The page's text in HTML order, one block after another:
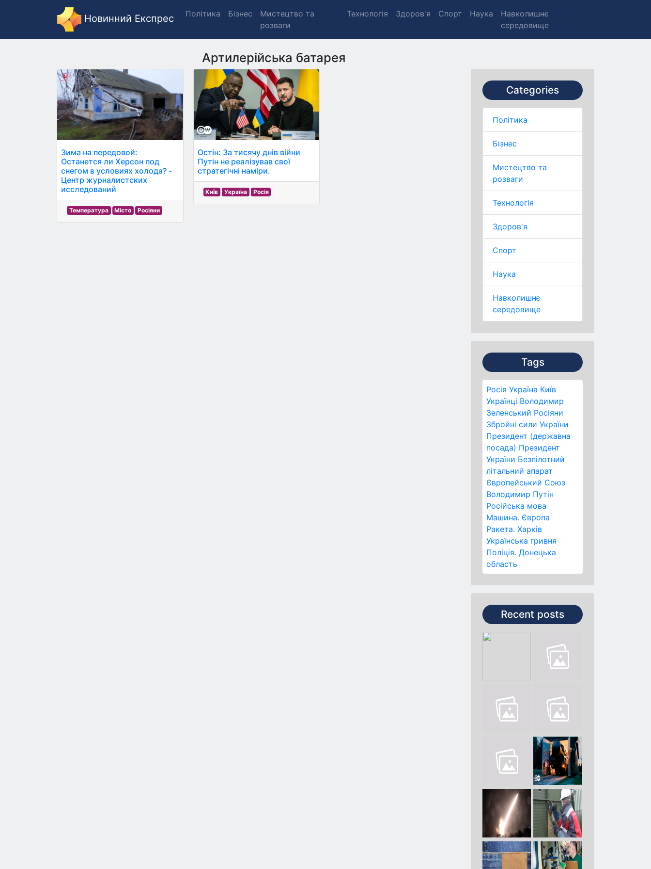
Новинний Експрес Політика Бізнес
Мистецтво та
розваги
Технологія Здоров'я Спорт Наука
Навколишнє
середовище
Артилерійська батарея
Categories
Політика
Бізнес
Мистецтво та
розваги
Технологія
Здоров'я
Спорт
Наука
Навколишнє
середовище
Tags
Росія Україна Київ
Українці Володимир
Зеленський Росіяни
Збройні сили України
Президент (державна
посада) Президент
України Безпілотний
літальний апарат
Європейський Союз
Володимир Путін
Російська мова
Машина. Європа
Ракета. Харків
Українська гривня
Поліція. Донецька
область
Recent posts
Зима на передовой:
Останется ли Херсон под
снегом в условиях холода? -
Центр журналистских
исследований
Температура Місто Росіяни
Остін: За тисячу днів війни
Путін не реалізував свої
стратегічні наміри.
Київ Україна Росія